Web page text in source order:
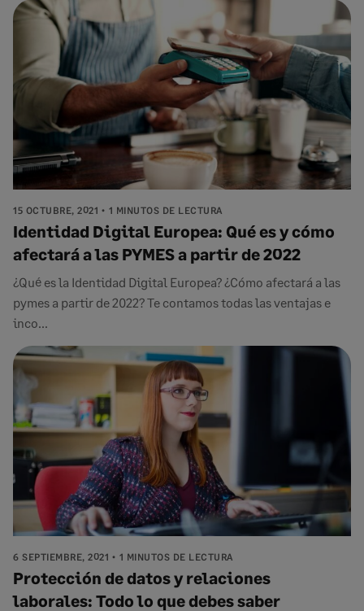
15 OCTUBRE, 2021 1 MINUTOS DE LECTURA
Identidad Digital Europea: Qué es y cómo
afectará a las PYMES a partir de 2022
¿Qué es la Identidad Digital Europea? ¿Cómo afectará a las
pymes a partir de 2022? Te contamos todas las ventajas e
inco...
6 SEPTIEMBRE, 2021 1 MINUTOS DE LECTURA
Protección de datos y relaciones
laborales: Todo lo que debes saber